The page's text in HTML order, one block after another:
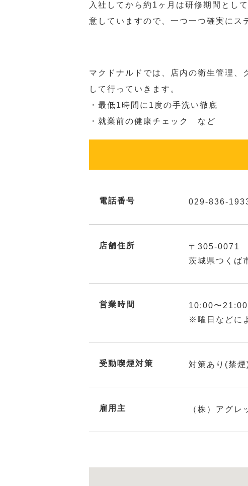
入社してから約1ヶ月は研修期間とし
意していますので、一つ一つ確実にス
マクドナルドでは、店内の衛生管理
して行っていきます。
・最低1時間に1度の手洗い徹底
・就業前の健康チェック など
電話番号 029-836-
店舗住所
〒305-0071
茨城県つくば
営業時間
10:00〜21:00
※曜日などに
受動喫煙対策 対策あり(禁煙
雇用主 （株）アグレ